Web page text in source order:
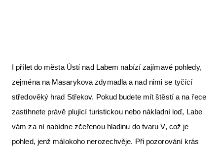
I přílet do města Ústí nad Labem nabízí zajímavé pohledy,
zejména na Masarykova zdymadla a nad nimi se tyčící
středověký hrad Střekov. Pokud budete mít štěstí a na řece
zastihnete právě plující turistickou nebo nákladní loď, Labe
vám za ní nabídne zčeřenou hladinu do tvaru V, což je
pohled, jenž málokoho nerozechvěje. Při pozorování krás